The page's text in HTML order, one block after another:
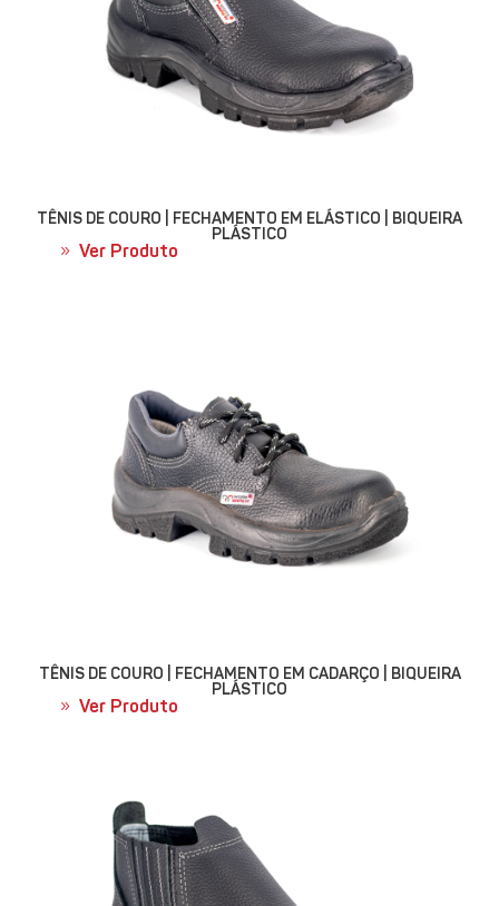
TÊNIS DE COURO | FECHAMENTO EM ELÁSTICO | BIQUEIRA
PLÁSTICO
Ver Produto
TÊNIS DE COURO | FECHAMENTO EM CADARÇO | BIQUEIRA
PLÁSTICO
Ver Produto